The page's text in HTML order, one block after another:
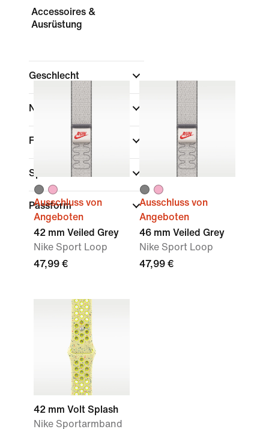
Accessoires &
Ausrüstung
Geschlecht
Nach Preis anzeigen
Farbe
Sport
Passform
Ausschluss von
Angeboten
42 mm Veiled Grey
Nike Sport Loop
47,99 €
Ausschluss von
Angeboten
46 mm Veiled Grey
Nike Sport Loop
47,99 €
42 mm Volt Splash
Nike Sportarmband